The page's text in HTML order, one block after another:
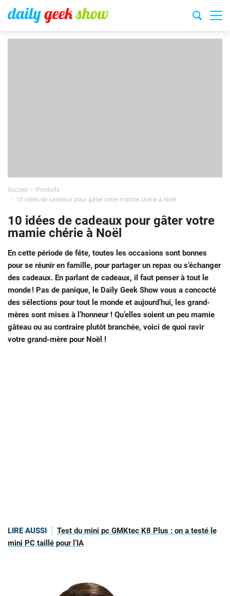
Accueil
Produits
10 idées de cadeaux pour gâter votre mamie chérie à Noël
10 idées de cadeaux pour gâter votre
mamie chérie à Noël
En cette période de fête, toutes les occasions sont bonnes
pour se réunir en famille, pour partager un repas ou s’échanger
des cadeaux. En parlant de cadeaux, il faut penser à tout le
monde ! Pas de panique, le Daily Geek Show vous a concocté
des sélections pour tout le monde et aujourd’hui, les grand-
mères sont mises à l’honneur ! Qu’elles soient un peu mamie
gâteau ou au contraire plutôt branchée, voici de quoi ravir
votre grand-mère pour Noël !
LIRE AUSSI
Test du mini pc GMKtec K8 Plus : on a testé le
mini PC taillé pour l’IA